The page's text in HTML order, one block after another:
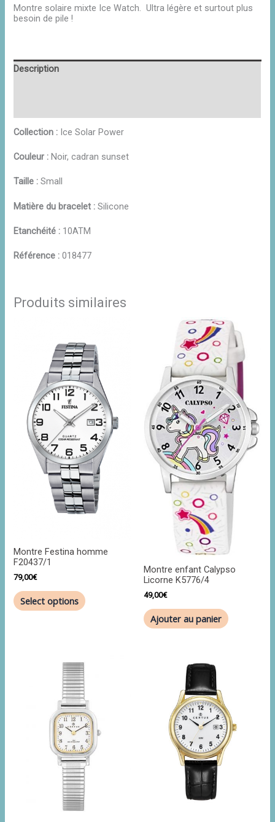
Montre solaire mixte Ice Watch. Ultra légère et surtout plus
besoin de pile !
Description
Collection : Ice Solar Power
Couleur :Noir, cadran sunset
Taille :Small
Matière du bracelet :Silicone
Etanchéité : 10ATM
Référence :018477
Produits similaires
Montre Festina homme
F20437/1
79,00€
Select options
Montre enfant Calypso
Licorne K5776/4
49,00€
Ajouter au panier